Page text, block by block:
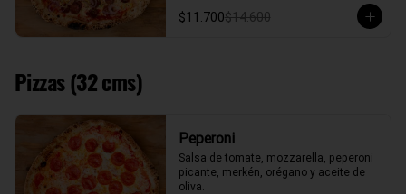
$11.700$14.600
Pizzas (32 cms)
Peperoni
Salsa de tomate, mozzarella, peperoni
picante, merkén, orégano y aceite de
oliva.